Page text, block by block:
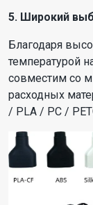
5. Широкий
Благодаря
температурой
совместим со
расходных
/ PLA / PC /